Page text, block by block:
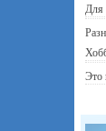
Для
Это